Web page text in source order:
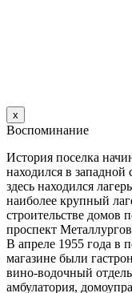
х
Воспоминание
История поселка
находился в
здесь находился
наиболее крупный
строительстве домов
проспект
В апреле 1955 года в
магазине были
вино-водочный
амбулатория,